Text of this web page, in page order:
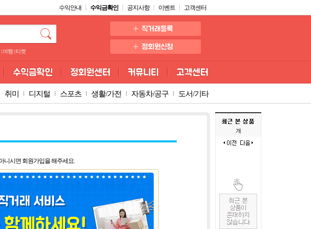
수익안내 수익금확인 공지사항 이벤트 고객센터
여행 티켓
취미 디지털 스포츠 생활/가전 자동차/공구 도서/기타
개
니시면 회원가입을 해주세요.